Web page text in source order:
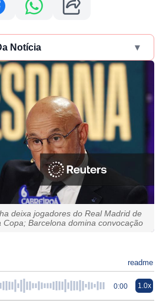
Notícia ▾
deixa jogadores do Real Madrid de
Copa; Barcelona domina convocação
readme
0:00 1.0x